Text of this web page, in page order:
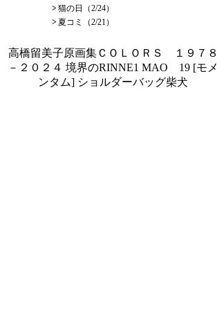
>猫の日（2/24）
>夏コミ（2/21）
高橋留美子原画集ＣＯＬＯＲＳ １９７８
－２０２４ 境界のRINNE1 MAO 19 [モメ
ンタム] ショルダーバッグ柴犬